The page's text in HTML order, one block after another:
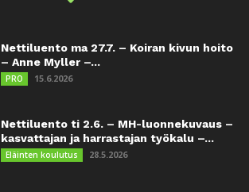
Nettiluento ma 27.7. – Koiran kivun hoito
– Anne Myller –...
PRO 15.6.2026
Nettiluento ti 2.6. – MH-luonnekuvaus –
kasvattajan ja harrastajan työkalu –...
Eläinten koulutus 28.5.2026